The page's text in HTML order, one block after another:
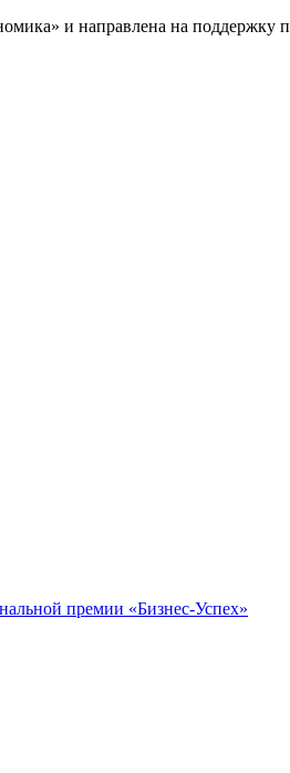
и направлена на поддержку
премии «Бизнес-Успех»